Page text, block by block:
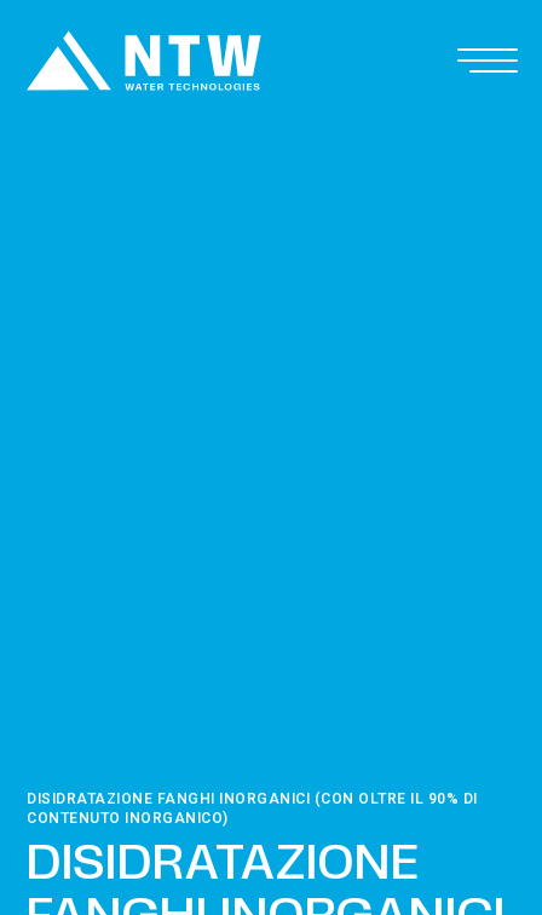
DISIDRATAZIONE FANGHI INORGANICI (CON OLTRE IL 90% DI
CONTENUTO INORGANICO)
DISIDRATAZIONE